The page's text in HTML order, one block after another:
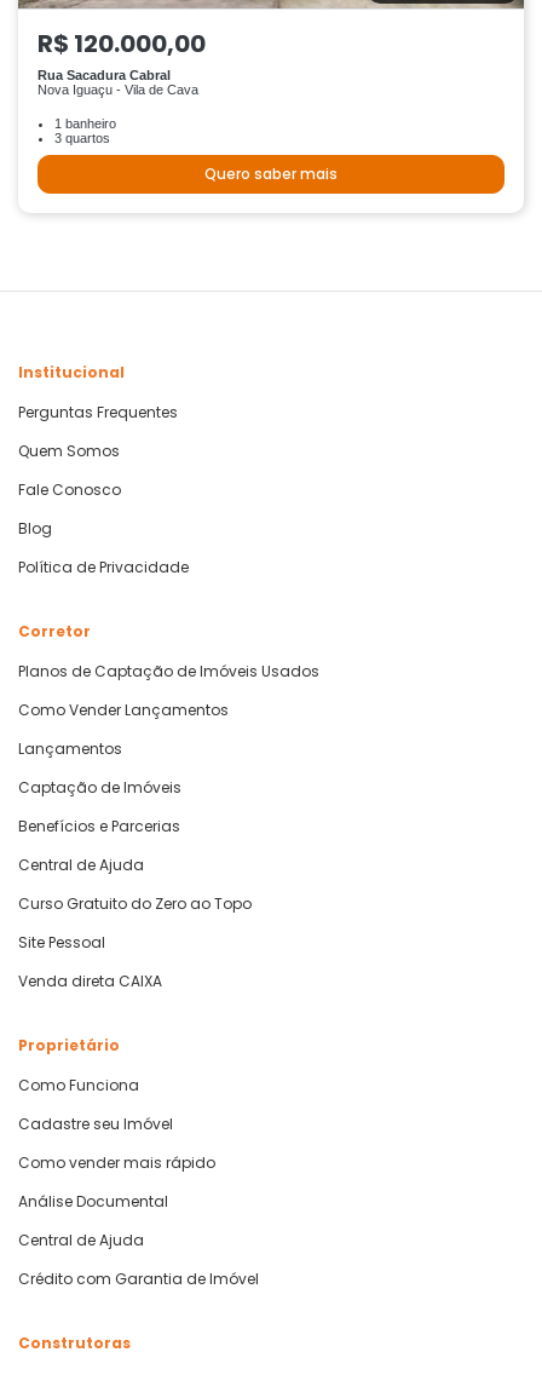
R$ 120.000,00
Rua Sacadura Cabral
Nova Iguaçu - Vila de Cava
1 banheiro
3 quartos
Quero saber mais
Institucional
Perguntas Frequentes
Quem Somos
Fale Conosco
Blog
Política de Privacidade
Corretor
Planos de Captação de Imóveis Usados
Como Vender Lançamentos
Lançamentos
Captação de Imóveis
Benefícios e Parcerias
Central de Ajuda
Curso Gratuito do Zero ao Topo
Site Pessoal
Venda direta CAIXA
Proprietário
Como Funciona
Cadastre seu Imóvel
Como vender mais rápido
Análise Documental
Central de Ajuda
Crédito com Garantia de Imóvel
Construtoras